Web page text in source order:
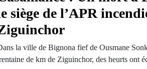
siège de l’APR
la ville de Bignona fief de Ousmane
de km de Ziguinchor, des heurts ont